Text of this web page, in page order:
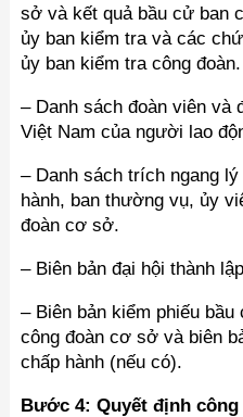
sở và kết quả bầu cử ban
ủy ban kiểm tra và các
ủy ban kiểm tra công đoàn.
– Danh sách đoàn viên và
Việt Nam của người lao
– Danh sách trích ngang
hành, ban thường vụ, ủy
đoàn cơ sở.
– Biên bản đại hội thành
– Biên bản kiểm phiếu
công đoàn cơ sở và biên
chấp hành (nếu có).
Bước 4: Quyết định